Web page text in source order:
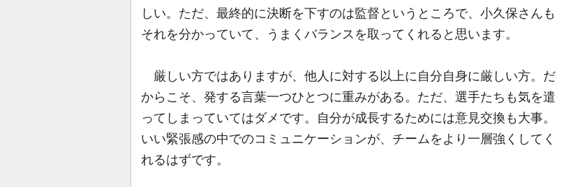
しい。ただ、最終的に決断を下すのは監督というところで、小久保さんも
それを分かっていて、うまくバランスを取ってくれると思います。
厳しい方ではありますが、他人に対する以上に自分自身に厳しい方。だ
からこそ、発する言葉一つひとつに重みがある。ただ、選手たちも気を遣
ってしまっていてはダメです。自分が成長するためには意見交換も大事。
いい緊張感の中でのコミュニケーションが、チームをより一層強くしてく
れるはずです。